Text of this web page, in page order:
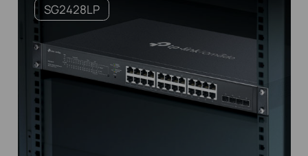
SG2428LP